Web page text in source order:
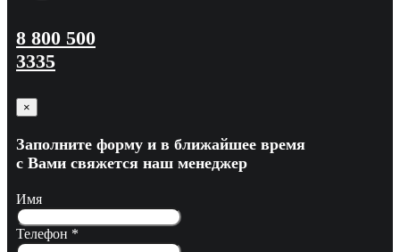
8 800 500
3335
×
Заполните форму и в ближайшее время
с Вами свяжется наш менеджер
Имя
Телефон *